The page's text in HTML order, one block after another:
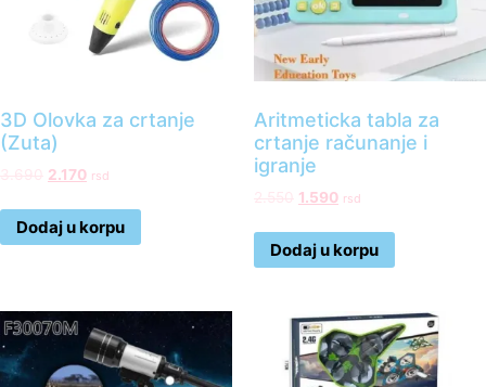
3D Olovka za crtanje
(Zuta)
2.170 rsd
Dodaj u korpu
Aritmeticka tabla za
crtanje računanje i
igranje
1.590 rsd
Dodaj u korpu